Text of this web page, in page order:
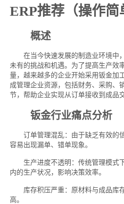
ERP推荐（操作简
概述
在当今快速发展的制造业环境中
未有的挑战和机遇。为了提高生产效
量，越来越多的企业开始采用钣金加
成管理企业资源，包括财务、采购、
节，帮助企业实现从订单接收到成品
钣金行业痛点分析
订单管理混乱：由于缺乏有效的信
容易出现漏单、错单现象。
生产进度不透明：传统管理模式下
内的生产状况，影响决策效率。
库存积压严重：原材料与成品库
高。